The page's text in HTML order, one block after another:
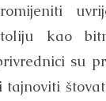
kao
su
tajnoviti